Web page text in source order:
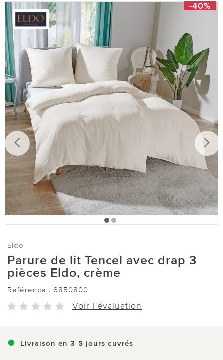
-40%
Eldo
Parure de lit Tencel avec drap 3
pièces Eldo, crème
Référence : 6850800
Voir l'évaluation
Livraison en 3-5 jours ouvrés